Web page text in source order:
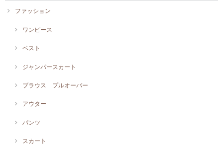
ファッション
ワンピース
ベスト
ジャンパースカート
ブラウス プルオーバー
アウター
パンツ
スカート